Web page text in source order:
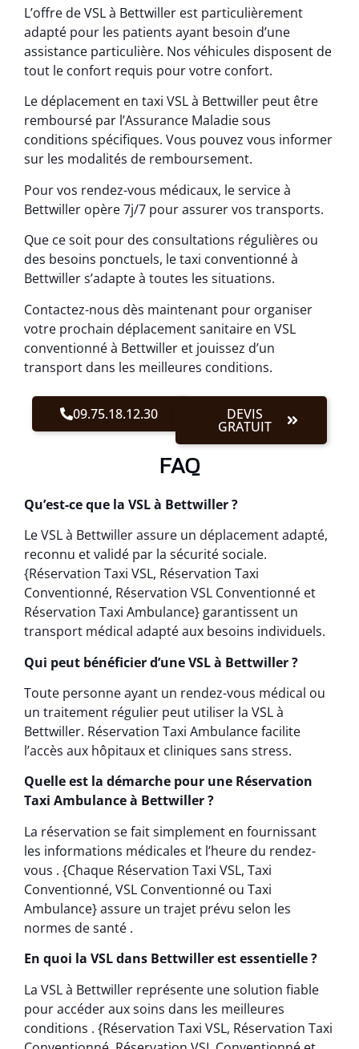
L’offre de VSL à Bettwiller est particulièrement
adapté pour les patients ayant besoin d’une
assistance particulière. Nos véhicules disposent de
tout le confort requis pour votre confort.
Le déplacement en taxi VSL à Bettwiller peut être
remboursé par l’Assurance Maladie sous
conditions spécifiques. Vous pouvez vous informer
sur les modalités de remboursement.
Pour vos rendez-vous médicaux, le service à
Bettwiller opère 7j/7 pour assurer vos transports.
Que ce soit pour des consultations régulières ou
des besoins ponctuels, le taxi conventionné à
Bettwiller s’adapte à toutes les situations.
Contactez-nous dès maintenant pour organiser
votre prochain déplacement sanitaire en VSL
conventionné à Bettwiller et jouissez d’un
transport dans les meilleures conditions.
09.75.18.12.30 DEVIS
GRATUIT
FAQ
Qu’est-ce que la VSL à Bettwiller ?
Le VSL à Bettwiller assure un déplacement adapté,
reconnu et validé par la sécurité sociale.
{Réservation Taxi VSL, Réservation Taxi
Conventionné, Réservation VSL Conventionné et
Réservation Taxi Ambulance} garantissent un
transport médical adapté aux besoins individuels.
Qui peut bénéficier d’une VSL à Bettwiller ?
Toute personne ayant un rendez-vous médical ou
un traitement régulier peut utiliser la VSL à
Bettwiller. Réservation Taxi Ambulance facilite
l’accès aux hôpitaux et cliniques sans stress.
Quelle est la démarche pour une Réservation
Taxi Ambulance à Bettwiller ?
La réservation se fait simplement en fournissant
les informations médicales et l’heure du rendez-
vous . {Chaque Réservation Taxi VSL, Taxi
Conventionné, VSL Conventionné ou Taxi
Ambulance} assure un trajet prévu selon les
normes de santé .
En quoi la VSL dans Bettwiller est essentielle ?
La VSL à Bettwiller représente une solution fiable
pour accéder aux soins dans les meilleures
conditions . {Réservation Taxi VSL, Réservation Taxi